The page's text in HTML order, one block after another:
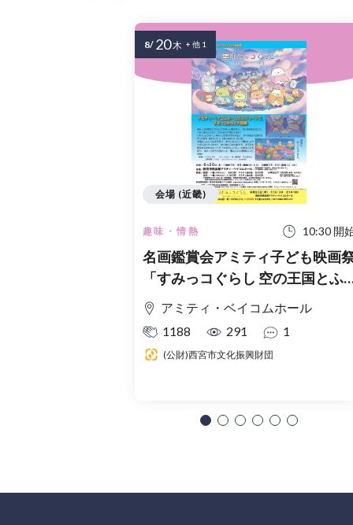
趣味・情熱 10:30 開
名画鑑賞会アミティ子ども映画
「すみっコぐらし 空の王国とふ
たりのコ」
アミティ・ベイコムホール
1188
291 1
(公財)西宮市文化振興財団
会場 (近畿)
8/ 20木 + 他 1